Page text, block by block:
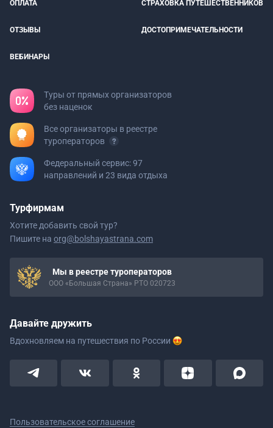
ОПЛАТА СТРАХОВКА ПУТЕШЕСТВЕННИКОВ
ОТЗЫВЫ ДОСТОПРИМЕЧАТЕЛЬНОСТИ
ВЕБИНАРЫ
Туры от прямых организаторов
без наценок
Все организаторы в реестре
туроператоров
Федеральный сервис: 97
направлений и 23 вида отдыха
Турфирмам
Хотите добавить свой тур?
Пишите на org@bolshayastrana.com
Мы в реестре туроператоров
ООО «Большая Страна» РТО 020723
Давайте дружить
Вдохновляем на путешествия по России
Пользовательское соглашение